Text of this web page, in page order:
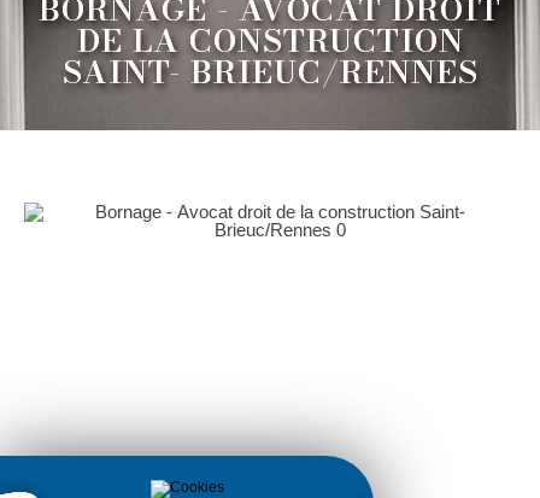
DE LA CONSTRUCTION
SAINT- BRIEUC/RENNES